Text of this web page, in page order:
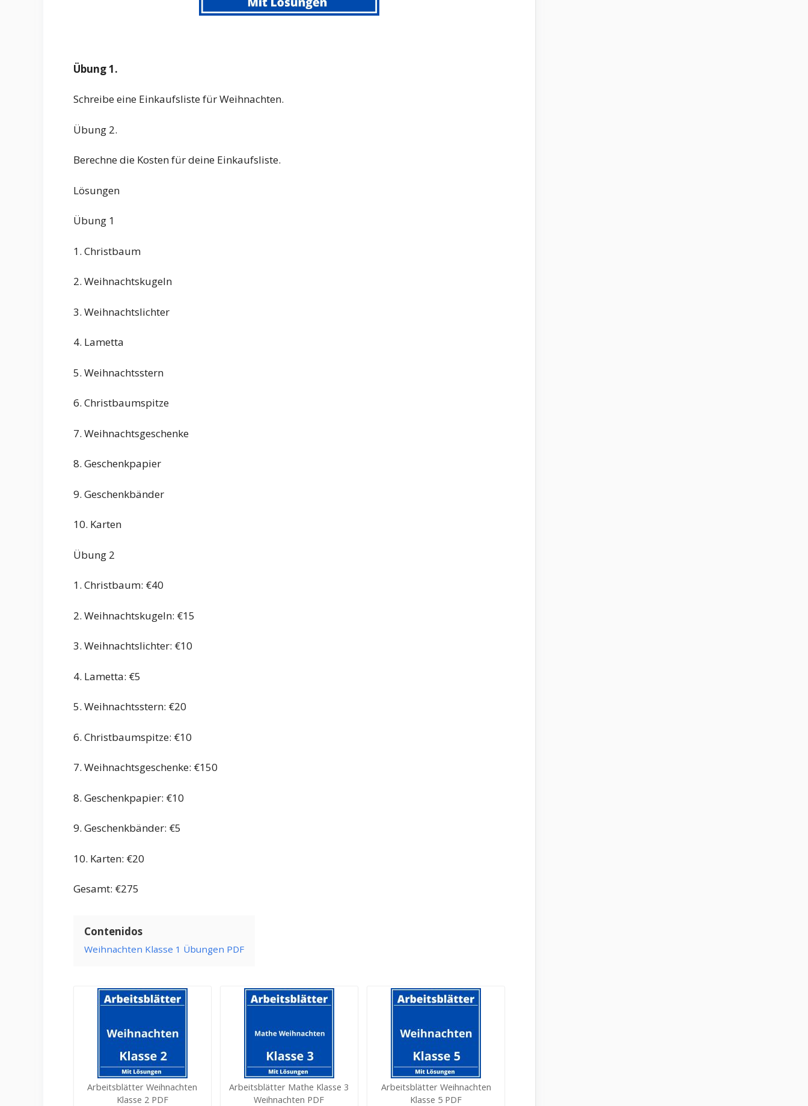
Übung 1.
Schreibe eine Einkaufsliste für Weihnachten.
Übung 2.
Berechne die Kosten für deine Einkaufsliste.
Lösungen
Übung 1
1. Christbaum
2. Weihnachtskugeln
3. Weihnachtslichter
4. Lametta
5. Weihnachtsstern
6. Christbaumspitze
7. Weihnachtsgeschenke
8. Geschenkpapier
9. Geschenkbänder
10. Karten
Übung 2
1. Christbaum: €40
2. Weihnachtskugeln: €15
3. Weihnachtslichter: €10
4. Lametta: €5
5. Weihnachtsstern: €20
6. Christbaumspitze: €10
7. Weihnachtsgeschenke: €150
8. Geschenkpapier: €10
9. Geschenkbänder: €5
10. Karten: €20
Gesamt: €275
Contenidos
Weihnachten Klasse 1 Übungen PDF
Arbeitsblätter Weihnachten
Klasse 2 PDF
Arbeitsblätter Mathe Klasse 3
Weihnachten PDF
Arbeitsblätter Weihnachten
Klasse 5 PDF